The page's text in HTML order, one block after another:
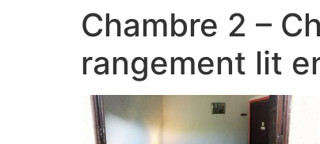
Chambre 2 –
rangement lit